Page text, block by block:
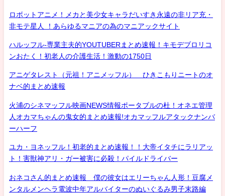
ロボットアニメ！メカと美少女キャラだいすき永遠の非リア充・
非モテ星人 ！あらゆるマニアの為のマニアックサイト
ハルッフル-専業主夫的YOUTUBERまとめ速報！キモデブロリコ
ンおたく！初老人の介護生活！激動の1750日
アニゲタレスト（元祖！アニメッフル） ひきこもりニートのオ
ナベ的まとめ速報
火浦のシネマッフル映画NEWS情報ポータブルの杜！オネエ管理
人オカマちゃんの鬼女的まとめ速報!オカマッフルアタックナンバ
ーハーフ
ユカ・ヨネッフル！初老的まとめ速報！！大帝イタチにラリアッ
ト！害獣神アリ・ガー被害に必殺！パイルドライバー
おネコさん的まとめ速報 僕の彼女はエリーちゃん人形！豆腐メ
ンタルメンヘラ電波中年アルバイターのぬいぐるみ男子末路編